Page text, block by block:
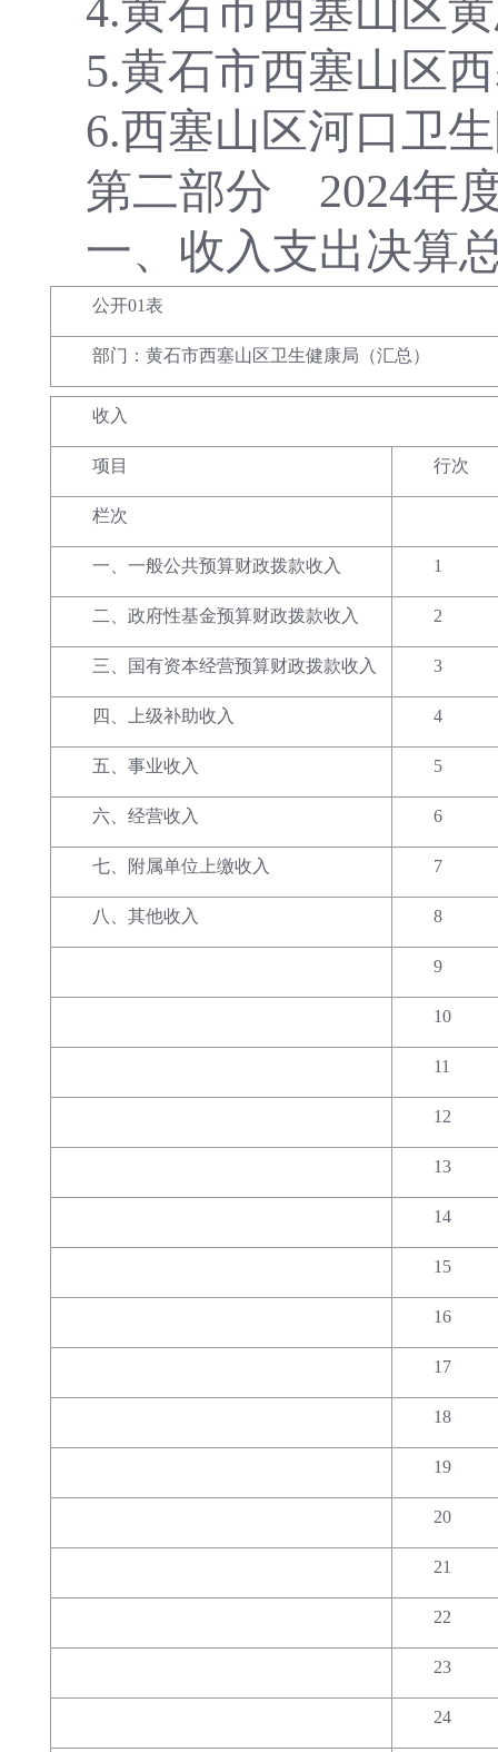
4.黄石市西塞山区
5.黄石市西塞山区
6.西塞山区河口卫
第二部分 2024年
一、收入支出决算
公开01表
部门：黄石市西塞山区卫生健康局（汇总）
收入
项目 行次
栏次
一、一般公共预算财政拨款收入 1
二、政府性基金预算财政拨款收入 2
三、国有资本经营预算财政拨款收入 3
四、上级补助收入 4
五、事业收入 5
六、经营收入 6
七、附属单位上缴收入 7
八、其他收入 8
9
10
11
12
13
14
15
16
17
18
19
20
21
22
23
24